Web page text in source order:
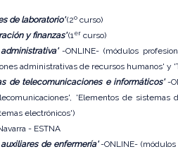
de laboratorio'(2º curso)
y finanzas'(1er curso)
-ONLINE- (módulos
administrativas de recursos humanos' y
de telecomunicaciones e informáticos'-
'Elementos de sistemas
electrónicos')
- ESTNA
de enfermería'-ONLINE- (módulos